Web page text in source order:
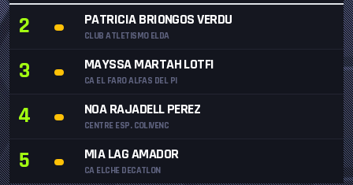
2 PATRICIA BRIONGOS VERDU
CLUB ATLETISMO ELDA
3 MAYSSA MARTAH LOTFI
CA EL FARO ALFAS DEL PI
4 NOA RAJADELL PEREZ
CENTRE ESP. COLIVENC
5 MIA LAG AMADOR
CA ELCHE DECATLON